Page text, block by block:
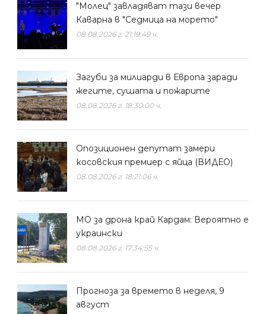
"Молец" завладяват тази вечер
Каварна в "Седмица на морето"
08.08.2026 г. 21:19:49 ч.
Загуби за милиарди в Европа заради
жегите, сушата и пожарите
08.08.2026 г. 18:30:00 ч.
Опозиционен депутат замери
косовския премиер с яйца (ВИДЕО)
08.08.2026 г. 18:21:06 ч.
МО за дрона край Кардам: Вероятно е
украински
08.08.2026 г. 17:34:55 ч.
Прогноза за времето в неделя, 9
август